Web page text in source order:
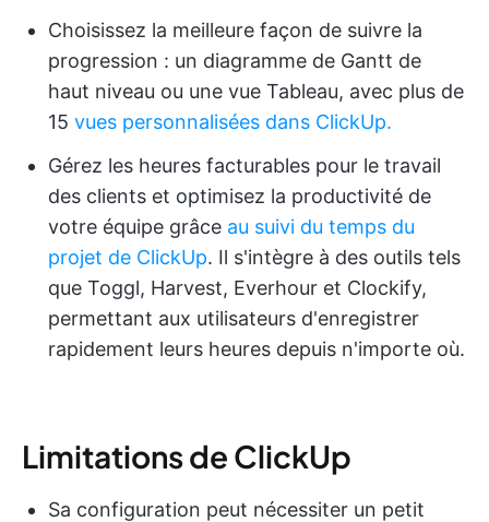
Choisissez la meilleure façon de suivre la
progression : un diagramme de Gantt de
haut niveau ou une vue Tableau, avec plus de
15 vues personnalisées dans ClickUp.
Gérez les heures facturables pour le travail
des clients et optimisez la productivité de
votre équipe grâce au suivi du temps du
projet de ClickUp. Il s'intègre à des outils tels
que Toggl, Harvest, Everhour et Clockify,
permettant aux utilisateurs d'enregistrer
rapidement leurs heures depuis n'importe où.
Limitations de ClickUp
Sa configuration peut nécessiter un petit